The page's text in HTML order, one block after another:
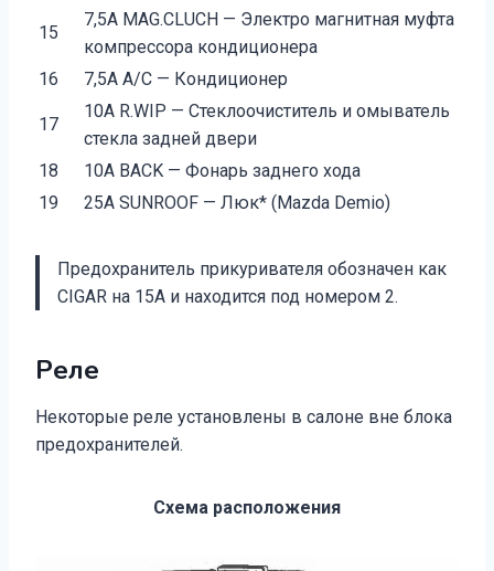
15
7,5А MAG.CLUCH — Электро магнитная муфта
компрессора кондиционера
16
7,5А А/С — Кондиционер
17
10А R.WIP — Стеклоочиститель и омыватель
стекла задней двери
18
10А BACK — Фонарь заднего хода
19
25А SUNROOF — Люк* (Mazda Demio)
Предохранитель прикуривателя обозначен как
CIGAR на 15А и находится под номером 2.
Реле
Некоторые реле установлены в салоне вне блока
предохранителей.
Схема расположения